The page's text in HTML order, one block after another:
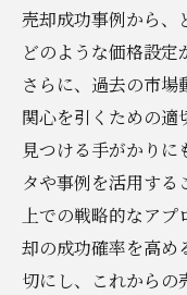
売却成功事例から、
どのような価格設定
さらに、過去の市
関心を引くための適
見つける手がかりに
タや事例を活用す
上での戦略的なア
却の成功確率を高め
切にし、これからの